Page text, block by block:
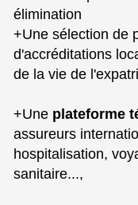
élimination
+Une sélection de
d'accréditations
de la vie de
+Une plateforme
assureurs
hospitalisation,
sanitaire...,